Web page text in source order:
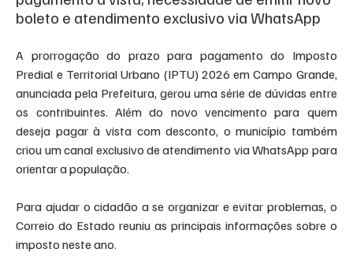
boleto e atendimento exclusivo via WhatsApp
A prorrogação do prazo para pagamento do Imposto
Predial e Territorial Urbano (IPTU) 2026 em Campo Grande,
anunciada pela Prefeitura, gerou uma série de dúvidas entre
os contribuintes. Além do novo vencimento para quem
deseja pagar à vista com desconto, o município também
criou um canal exclusivo de atendimento via WhatsApp para
orientar a população.
Para ajudar o cidadão a se organizar e evitar problemas, o
Correio do Estado reuniu as principais informações sobre o
imposto neste ano.